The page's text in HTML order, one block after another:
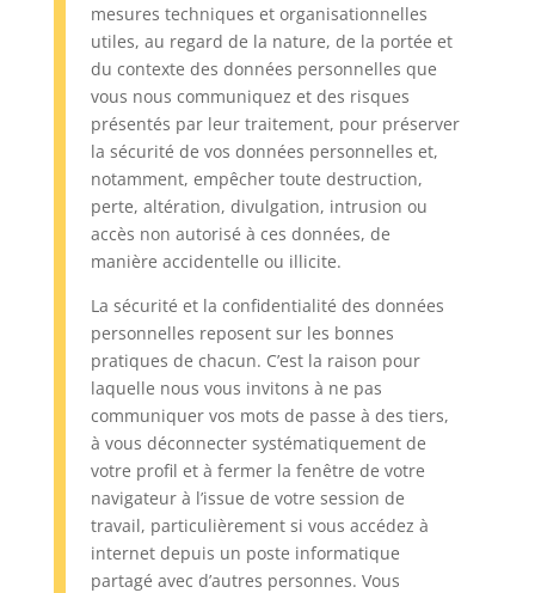
mesures techniques et organisationnelles
utiles, au regard de la nature, de la portée et
du contexte des données personnelles que
vous nous communiquez et des risques
présentés par leur traitement, pour préserver
la sécurité de vos données personnelles et,
notamment, empêcher toute destruction,
perte, altération, divulgation, intrusion ou
accès non autorisé à ces données, de
manière accidentelle ou illicite.
La sécurité et la confidentialité des données
personnelles reposent sur les bonnes
pratiques de chacun. C’est la raison pour
laquelle nous vous invitons à ne pas
communiquer vos mots de passe à des tiers,
à vous déconnecter systématiquement de
votre profil et à fermer la fenêtre de votre
navigateur à l’issue de votre session de
travail, particulièrement si vous accédez à
internet depuis un poste informatique
partagé avec d’autres personnes. Vous